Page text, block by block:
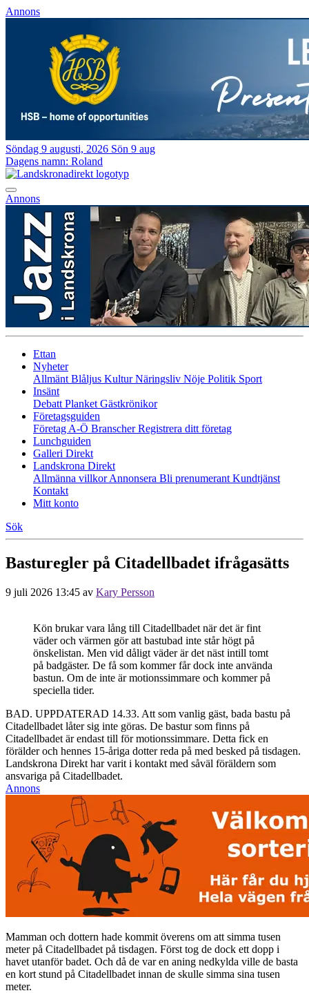
Annons
Söndag 9 augusti, 2026 Sön 9 aug
Dagens namn: Roland
Annons
Ettan
Nyheter
Allmänt Blåljus KulturNäringsliv Nöje Politik Sport
Insänt
Debatt Planket Gästkrönikor
Företagsguiden
Företag A-Ö BranscherRegistrera ditt företag
Lunchguiden
Galleri Direkt
Landskrona Direkt
Allmänna villkorAnnonsera Bli prenumerant Kundtjänst
Kontakt
Mitt konto
Sök
Basturegler på Citadellbadet ifrågasätts
9 juli 2026 13:45 av Kary Persson
Kön brukar vara lång till Citadellbadet när det är fint
väder och värmen gör att bastubad inte står högt på
önskelistan. Men vid dåligt väder är det näst intill tomt
på badgäster. De få som kommer får dock inte använda
bastun. Om de inte är motionssimmare och kommer på
speciella tider.
BAD. UPPDATERAD 14.33. Att som vanlig gäst, bada bastu på
Citadellbadet låter sig inte göras. De bastur som finns på
Citadellbadet är endast till för motionssimmare. Detta fick en
förälder och hennes 15-åriga dotter reda på med besked på tisdagen.
Landskrona Direkt har varit i kontakt med såväl föräldern som
ansvariga på Citadellbadet.
Annons
Mamman och dottern hade kommit överens om att simma tusen
meter på Citadellbadet på tisdagen. Först tog de dock ett dopp i
havet utanför badet. Och då de var en aning nedkylda ville de basta
en kort stund på Citadellbadet innan de skulle simma sina tusen
meter.